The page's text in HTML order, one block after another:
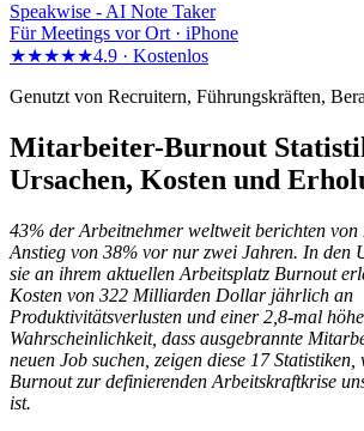
Speakwise - AI Note Taker
Für Meetings vor Ort · iPhone
★★★★★4.9 · Kostenlos
Genutzt von Recruitern, Führungskräften,
Mitarbeiter-Burnout
Ursachen, Kosten und
43% der Arbeitnehmer weltweit berichten
Anstieg von 38% vor nur zwei Jahren. In den
sie an ihrem aktuellen Arbeitsplatz Burnout
Kosten von 322 Milliarden Dollar jährlich an
Produktivitätsverlusten und einer 2,8-mal
Wahrscheinlichkeit, dass ausgebrannte
neuen Job suchen, zeigen diese 17
Burnout zur definierenden Arbeitskraftkrise
ist.